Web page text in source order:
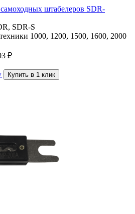
штабелеров SDR-
SDR-S
1000, 1200, 1500, 1600, 2000
₽
Купить в 1 клик